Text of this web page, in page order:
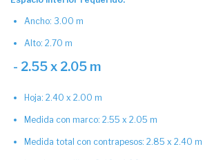
Ancho: 3.00 m
Alto: 2.70 m
- 2.55 x 2.05 m
Hoja: 2.40 x 2.00 m
Medida con marco: 2.55 x 2.05 m
Medida total con contrapesos: 2.85 x 2.40 m